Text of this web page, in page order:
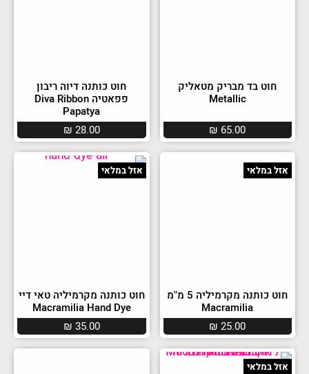
חוט בד מבריק מטאליק
Metallic
₪ 65.00
חוט כותנה דיוה ריבון
פפאטיה Diva Ribbon
Papatya
₪ 28.00
אזל במלאי
חוט כותנה מקרמיליה 5 מ”מ
Macramilia
₪ 25.00
אזל במלאי
חוט כותנה מקרמיליה טאי דיי
Macramilia Hand Dye
₪ 35.00
אזל במלאי